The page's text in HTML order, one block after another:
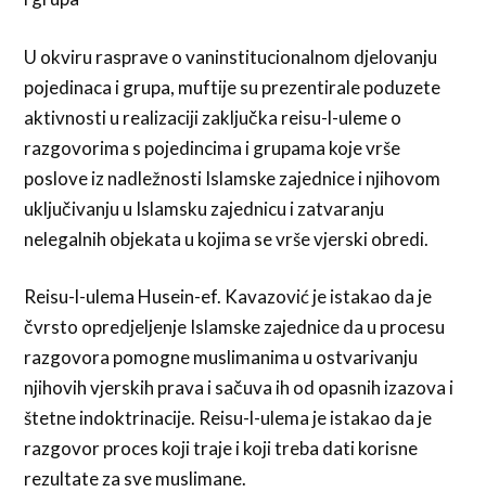
U okviru rasprave o vaninstitucionalnom djelovanju
pojedinaca i grupa, muftije su prezentirale poduzete
aktivnosti u realizaciji zaključka reisu-l-uleme o
razgovorima s pojedincima i grupama koje vrše
poslove iz nadležnosti Islamske zajednice i njihovom
uključivanju u Islamsku zajednicu i zatvaranju
nelegalnih objekata u kojima se vrše vjerski obredi.
Reisu-l-ulema Husein-ef. Kavazović je istakao da je
čvrsto opredjeljenje Islamske zajednice da u procesu
razgovora pomogne muslimanima u ostvarivanju
njihovih vjerskih prava i sačuva ih od opasnih izazova i
štetne indoktrinacije. Reisu-l-ulema je istakao da je
razgovor proces koji traje i koji treba dati korisne
rezultate za sve muslimane.